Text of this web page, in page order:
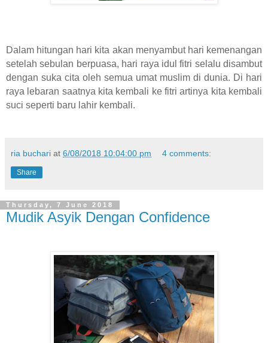
Dalam hitungan hari kita akan menyambut hari kemenangan
setelah sebulan berpuasa, hari raya idul fitri selalu disambut
dengan suka cita oleh semua umat muslim di dunia. Di hari
raya lebaran saatnya kita kembali ke fitri artinya kita kembali
suci seperti baru lahir kembali.
ria buchari at 6/08/2018 10:04:00 pm 4 comments:
Share
Thursday, 7 June 2018
Mudik Asyik Dengan Confidence